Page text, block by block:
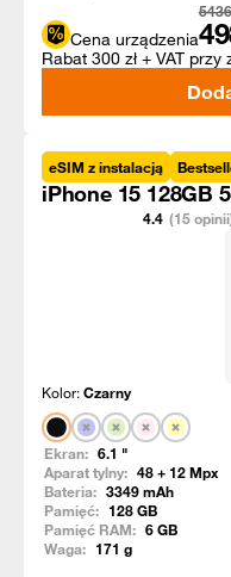
Cena urządzenia
Rabat 300 zł + VAT
eSIM z instalacją
iPhone 15 128GB
4.4 (15
Kolor:Czarny
Ekran: 6.1 "
Aparat tylny: 48 + 12Mpx
Bateria: 3349mAh
Pamięć: 128GB
Pamięć RAM: 6GB
Waga: 171 g